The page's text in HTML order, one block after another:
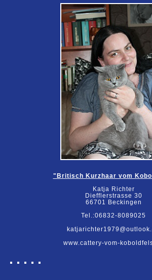
"Britisch Kurzhaar vom
Katja Richter
Diefflerstrasse 30
66701 Beckingen
Tel.:06832-8089025
www.cattery-vom-